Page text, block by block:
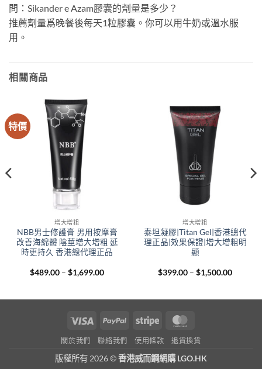
問：Sikander e Azam膠囊的劑量是多少？
推薦劑量爲晚餐後每天1粒膠囊。你可以用牛奶或溫水服
用。
相關商品
特價
增大增粗
NBB男士修護膏 男用按摩膏
改善海綿體 陰莖增大增粗 延
時更持久 香港總代理正品
$489.00 – $1,699.00Price
$1,699.00
增大增粗
泰坦凝膠|Titan Gel|香港總代
理正品|效果保證|增大增粗明
顯
$399.00 – $1,500.00Price
Visa PayPal Stripe
關於我們 聯絡我們 使用條款 退貨換貨
版權所有 2026 ©香港威而鋼網購 LGO.HK